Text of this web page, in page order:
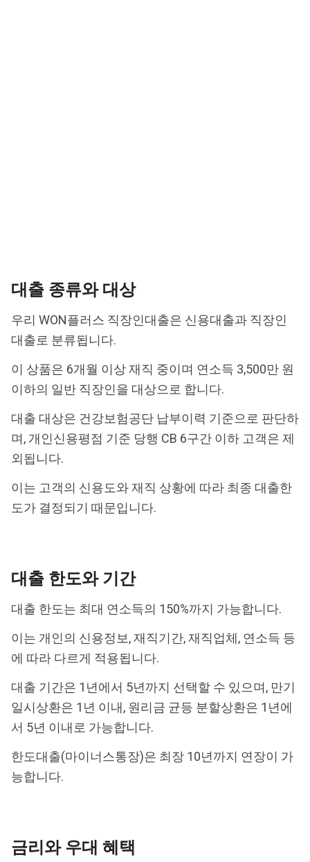
대출 종류와 대상
우리 WON플러스 직장인대출은 신용대출과 직장인
대출로 분류됩니다.
이 상품은 6개월 이상 재직 중이며 연소득 3,500만 원
이하의 일반 직장인을 대상으로 합니다.
대출 대상은 건강보험공단 납부이력 기준으로 판단하
며, 개인신용평점 기준 당행 CB 6구간 이하 고객은 제
외됩니다.
이는 고객의 신용도와 재직 상황에 따라 최종 대출한
도가 결정되기 때문입니다.
대출 한도와 기간
대출 한도는 최대 연소득의 150%까지 가능합니다.
이는 개인의 신용정보, 재직기간, 재직업체, 연소득 등
에 따라 다르게 적용됩니다.
대출 기간은 1년에서 5년까지 선택할 수 있으며, 만기
일시상환은 1년 이내, 원리금 균등 분할상환은 1년에
서 5년 이내로 가능합니다.
한도대출(마이너스통장)은 최장 10년까지 연장이 가
능합니다.
금리와 우대 혜택